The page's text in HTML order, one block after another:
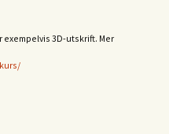
exempelvis 3D-utskrift. Mer